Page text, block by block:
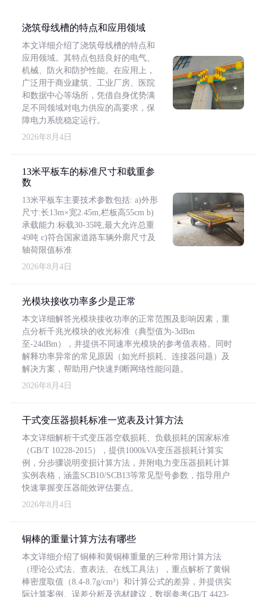
浇筑母线槽的特点和应用领域
本文详细介绍了浇筑母线槽的特点和
应用领域。其特点包括良好的电气、
机械、防火和防护性能。在应用上，
广泛用于商业建筑、工业厂房、医院
和数据中心等场所，凭借自身优势满
足不同领域对电力供应的高要求，保
障电力系统稳定运行。
2026年8月4日
13米平板车的标准尺寸和载重参
数
13米平板车主要技术参数包括: a)外形
尺寸:长13m×宽2.45m,栏板高55cm b)
承载能力:标载30-35吨,最大允许总重
49吨 c)符合国家道路车辆外廓尺寸及
轴荷限值标准
2026年8月4日
光模块接收功率多少是正常
本文详细解答光模块接收功率的正常范围及影响因素，重
点分析千兆光模块的收光标准（典型值为-3dBm
至-24dBm），并提供不同速率光模块的参考值表格。同时
解释功率异常的常见原因（如光纤损耗、连接器问题）及
解决方案，帮助用户快速判断网络性能问题。
2026年8月4日
干式变压器损耗标准一览表及计算方法
本文详细解析干式变压器空载损耗、负载损耗的国家标准
（GB/T 10228-2015），提供1000kVA变压器损耗计算实
例，分步骤说明变损计算方法，并附电力变压器损耗计算
实例表格，涵盖SCB10/SCB13等常见型号参数，指导用户
快速掌握变压器能效评估要点。
2026年8月4日
铜棒的重量计算方法有哪些
本文详细介绍了铜棒和黄铜棒重量的三种常用计算方法
（理论公式法、查表法、在线工具法），重点解析了黄铜
棒密度取值（8.4-8.7g/cm³）和计算公式的差异，并提供实
际计算案例、误差分析及选材建议，数据参考GB/T 4423-